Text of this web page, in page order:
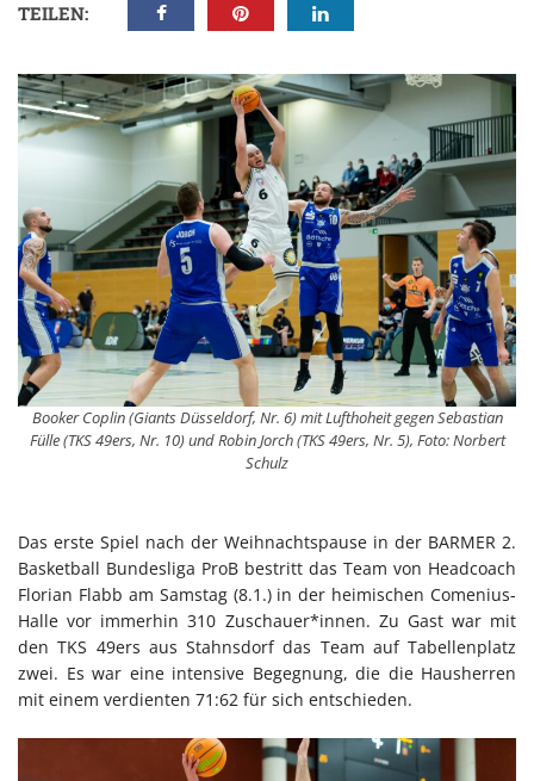
TEILEN:
Booker Coplin (Giants Düsseldorf, Nr. 6) mit Lufthoheit gegen Sebastian
Fülle (TKS 49ers, Nr. 10) und Robin Jorch (TKS 49ers, Nr. 5), Foto: Norbert
Schulz
Das erste Spiel nach der Weihnachtspause in der BARMER 2.
Basketball Bundesliga ProB bestritt das Team von Headcoach
Florian Flabb am Samstag (8.1.) in der heimischen Comenius-
Halle vor immerhin 310 Zuschauer*innen. Zu Gast war mit
den TKS 49ers aus Stahnsdorf das Team auf Tabellenplatz
zwei. Es war eine intensive Begegnung, die die Hausherren
mit einem verdienten 71:62 für sich entschieden.